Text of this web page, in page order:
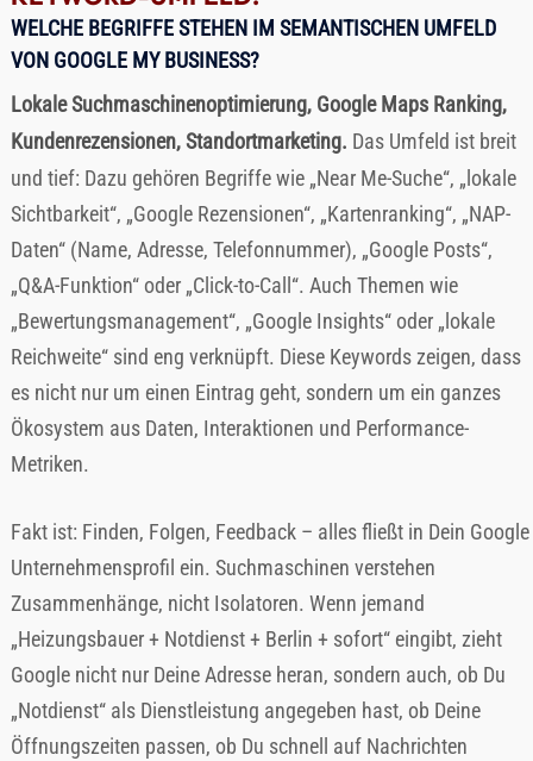
WELCHE BEGRIFFE STEHEN IM SEMANTISCHEN UMFELD
VON GOOGLE MY BUSINESS?
Lokale Suchmaschinenoptimierung, Google Maps Ranking,
Kundenrezensionen, Standortmarketing. Das Umfeld ist breit
und tief: Dazu gehören Begriffe wie „Near Me-Suche“, „lokale
Sichtbarkeit“, „Google Rezensionen“, „Kartenranking“, „NAP-
Daten“ (Name, Adresse, Telefonnummer), „Google Posts“,
„Q&A-Funktion“ oder „Click-to-Call“. Auch Themen wie
„Bewertungsmanagement“, „Google Insights“ oder „lokale
Reichweite“ sind eng verknüpft. Diese Keywords zeigen, dass
es nicht nur um einen Eintrag geht, sondern um ein ganzes
Ökosystem aus Daten, Interaktionen und Performance-
Metriken.
Fakt ist: Finden, Folgen, Feedback – alles fließt in Dein Google
Unternehmensprofil ein. Suchmaschinen verstehen
Zusammenhänge, nicht Isolatoren. Wenn jemand
„Heizungsbauer + Notdienst + Berlin + sofort“ eingibt, zieht
Google nicht nur Deine Adresse heran, sondern auch, ob Du
„Notdienst“ als Dienstleistung angegeben hast, ob Deine
Öffnungszeiten passen, ob Du schnell auf Nachrichten